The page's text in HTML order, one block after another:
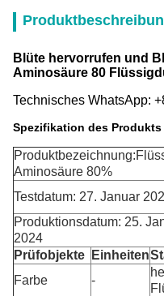
Blüte hervorrufen und
Aminosäure 80
Technisches WhatsApp:
Spezifikation des Produkts
Aminosäure 80%
Testdatum: 27. Januar
Produktionsdatum: 25.
2024
Prüfobjekte
Einheiten
Farbe
-